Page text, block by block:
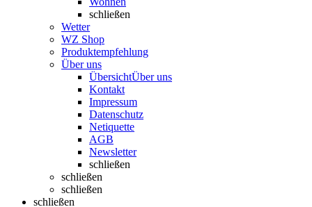
schließen
Wetter
WZ Shop
Produktempfehlung
Über uns
ÜbersichtÜber uns
Kontakt
Impressum
Datenschutz
Netiquette
AGB
Newsletter
schließen
schließen
schließen
schließen